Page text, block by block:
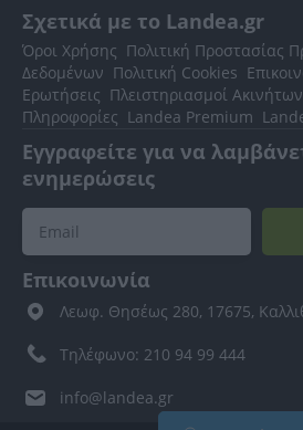
Σχετικά με το Landea.gr
Όροι Χρήσης Πολιτική Προστασίας
Δεδομένων Πολιτική Cookies
Ερωτήσεις Πλειστηριασμοί Ακινήτων
Πληροφορίες Landea Premium
Εγγραφείτε για να
ενημερώσεις
Επικοινωνία
Λεωφ. Θησέως 280, 17675,
Τηλέφωνο: 210 94 99 444
info@landea.gr